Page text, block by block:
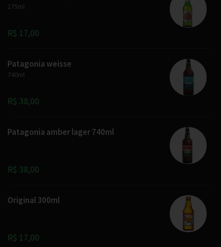
275ml
R$ 17,00
Patagonia weisse
740ml
R$ 38,00
Patagonia amber lager 740ml
R$ 38,00
Original 300ml
R$ 17,00